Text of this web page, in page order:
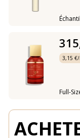
3,15
Full-